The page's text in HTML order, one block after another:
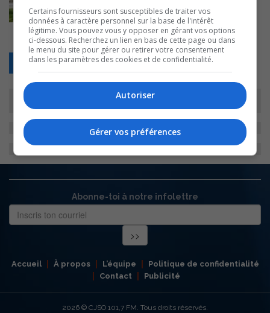
Retour
Abonne-toi à notre infolettre
Accueil À propos L’équipe
Politique de confidentialité
Contact
Publicité
2026 © CJSO 101,7 FM. Tous droits réservés.
Certains fournisseurs sont susceptibles de traiter vos
données à caractère personnel sur la base de l'intérêt
légitime. Vous pouvez vous y opposer en gérant vos options
ci-dessous. Recherchez un lien en bas de cette page ou dans
le menu du site pour gérer ou retirer votre consentement
dans les paramètres des cookies et de confidentialité.
Autoriser
Gérer vos préférences